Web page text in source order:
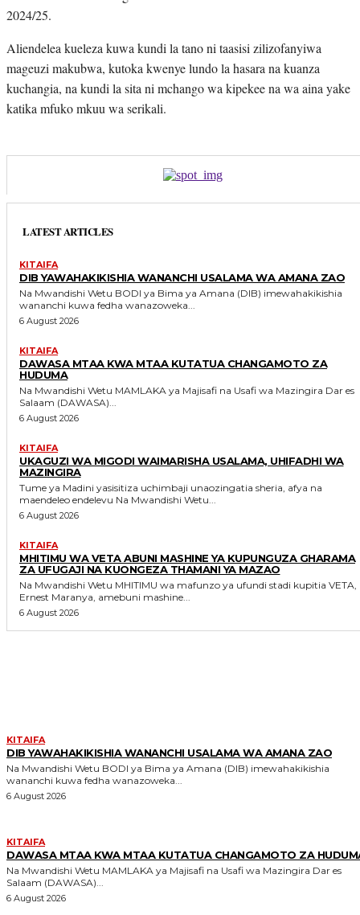
2024/25.
Aliendelea kueleza kuwa kundi la tano ni taasisi zilizofanyiwa
mageuzi makubwa, kutoka kwenye lundo la hasara na kuanza
kuchangia, na kundi la sita ni mchango wa kipekee na wa aina yake
katika mfuko mkuu wa serikali.
LATEST ARTICLES
KITAIFA
DIB YAWAHAKIKISHIA WANANCHI USALAMA WA AMANA ZAO
Na Mwandishi Wetu BODI ya Bima ya Amana (DIB) imewahakikishia
wananchi kuwa fedha wanazoweka...
6 August 2026
KITAIFA
DAWASA MTAA KWA MTAA KUTATUA CHANGAMOTO ZA
HUDUMA
Na Mwandishi Wetu MAMLAKA ya Majisafi na Usafi wa Mazingira Dar es
Salaam (DAWASA)...
6 August 2026
KITAIFA
UKAGUZI WA MIGODI WAIMARISHA USALAMA, UHIFADHI WA
MAZINGIRA
Tume ya Madini yasisitiza uchimbaji unaozingatia sheria, afya na
maendeleo endelevu Na Mwandishi Wetu...
6 August 2026
KITAIFA
MHITIMU WA VETA ABUNI MASHINE YA KUPUNGUZA GHARAMA
ZA UFUGAJI NA KUONGEZA THAMANI YA MAZAO
Na Mwandishi Wetu MHITIMU wa mafunzo ya ufundi stadi kupitia VETA,
Ernest Maranya, amebuni mashine...
6 August 2026
KITAIFA
DIB YAWAHAKIKISHIA WANANCHI USALAMA WA AMANA ZAO
Na Mwandishi Wetu BODI ya Bima ya Amana (DIB) imewahakikishia
wananchi kuwa fedha wanazoweka...
6 August 2026
KITAIFA
DAWASA MTAA KWA MTAA KUTATUA CHANGAMOTO ZA
Na Mwandishi Wetu MAMLAKA ya Majisafi na Usafi wa Mazingira Dar es
Salaam (DAWASA)...
6 August 2026